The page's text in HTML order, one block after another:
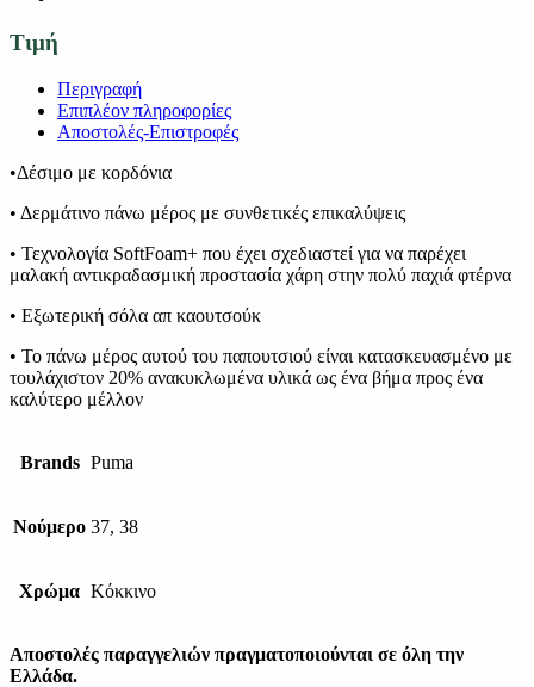
Τιμή
Περιγραφή
Επιπλέον πληροφορίες
Αποστολές-Επιστροφές
•Δέσιμο με κορδόνια
• Δερμάτινο πάνω μέρος με συνθετικές επικαλύψεις
• Τεχνολογία SoftFoam+ που έχει σχεδιαστεί για να παρέχει
μαλακή αντικραδασμική προστασία χάρη στην πολύ παχιά φτέρνα
• Εξωτερική σόλα απ καουτσούκ
• Το πάνω μέρος αυτού του παπουτσιού είναι κατασκευασμένο με
τουλάχιστον 20% ανακυκλωμένα υλικά ως ένα βήμα προς ένα
καλύτερο μέλλον
Brands Puma
Νούμερο 37, 38
Χρώμα Κόκκινο
Αποστολές παραγγελιών πραγματοποιούνται σε όλη την
Ελλάδα.